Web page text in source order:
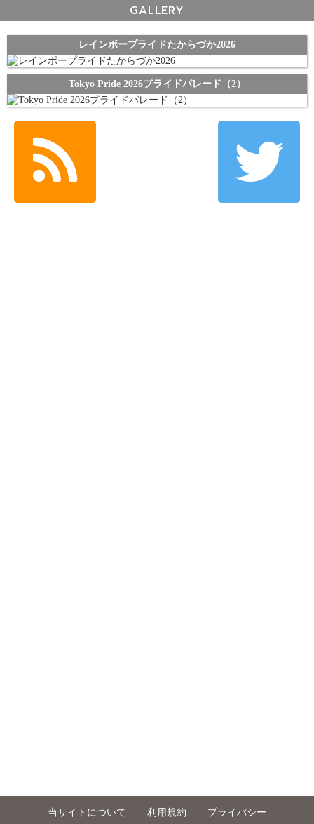
GALLERY
レインボープライドたからづか2026
Tokyo Pride 2026プライドパレード（2）
当サイトについて 利用規約 プライバシー